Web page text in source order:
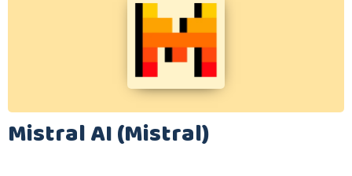
Mistral AI (Mistral)